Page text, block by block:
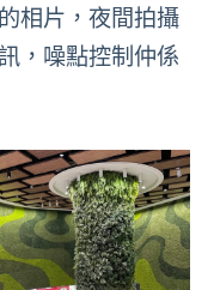
相片，夜間拍攝
，噪點控制仲係